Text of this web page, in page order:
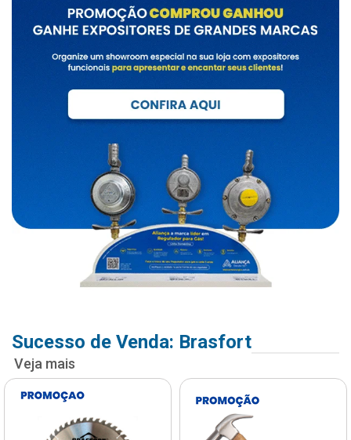
Sucesso de Venda: Brasfort
Veja mais